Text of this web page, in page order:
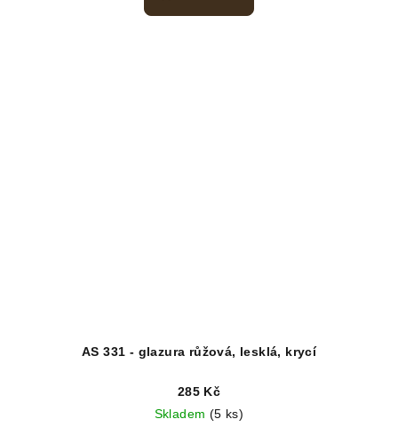
AS 331 - glazura růžová, lesklá, krycí
285 Kč
Skladem (5 ks)